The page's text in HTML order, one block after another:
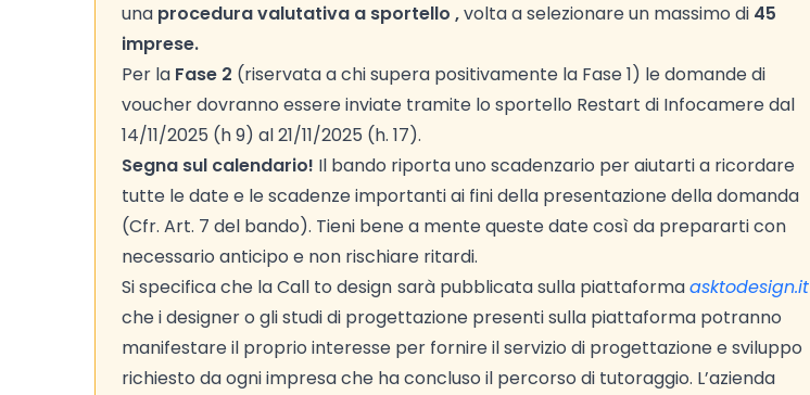
una procedura valutativa a sportello ,volta a selezionare un massimo di 45
imprese.
Per la Fase 2 (riservata a chi supera positivamente la Fase 1) le domande di
voucher dovranno essere inviate tramite lo sportello Restart di Infocamere dal
14/11/2025 (h 9) al 21/11/2025 (h. 17).
Segna sul calendario! Il bando riporta uno scadenzario per aiutarti a ricordare
tutte le date e le scadenze importanti ai fini della presentazione della domanda
(Cfr. Art. 7 del bando). Tieni bene a mente queste date così da prepararti con
necessario anticipo e non rischiare ritardi.
Si specifica che la Call to design sarà pubblicata sulla piattaformaasktodesign.it
che i designer o gli studi di progettazione presenti sulla piattaforma potranno
manifestare il proprio interesse per fornire il servizio di progettazione e sviluppo
richiesto da ogni impresa che ha concluso il percorso di tutoraggio. L’azienda